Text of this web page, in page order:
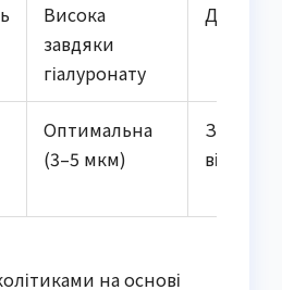
Висока
завдяки
гіалуронату
Дуже
Оптимальна
(3–5 мкм)
від
на основі